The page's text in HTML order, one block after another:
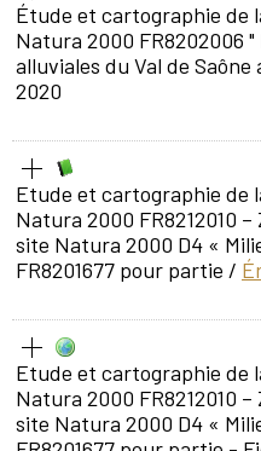
Étude et cartographie de
Natura 2000 FR8202006
alluviales du Val de Saône
2020
Etude et cartographie de
Natura 2000 FR8212010
site Natura 2000 D4 «
FR8201677 pour partie /
Etude et cartographie de
Natura 2000 FR8212010
site Natura 2000 D4 «